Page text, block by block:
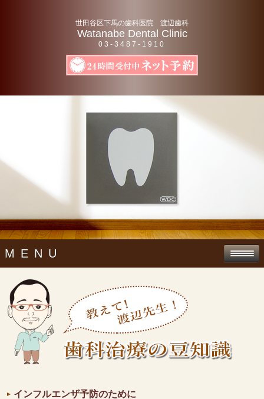
世田谷区下馬の歯科医院 渡辺歯科
Watanabe Dental Clinic
03-3487-1910
MENU
インフルエンザ予防のために